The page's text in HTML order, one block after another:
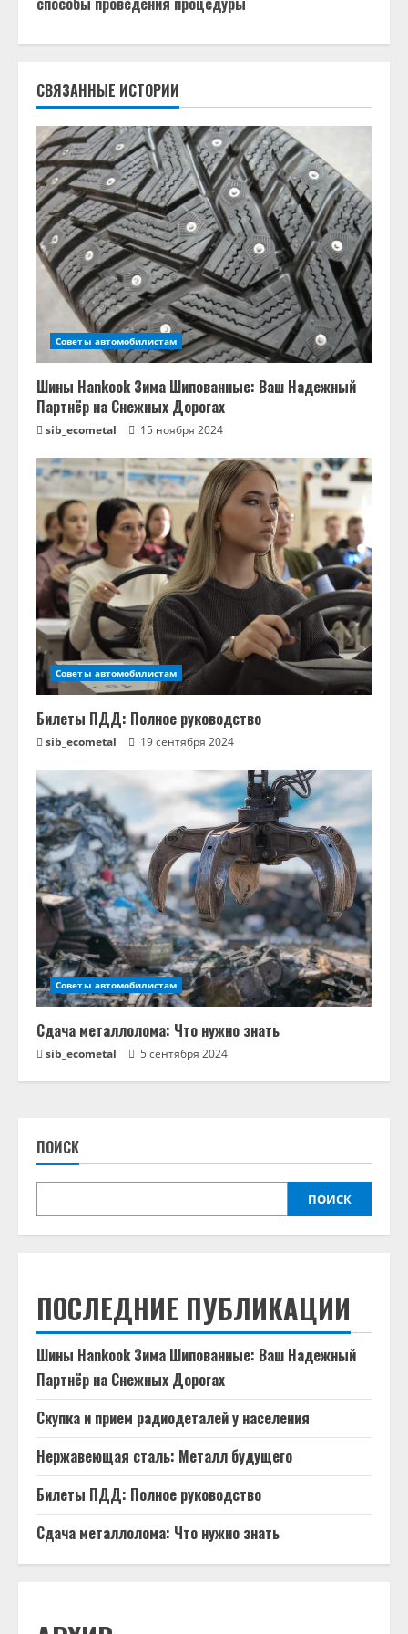
д
о
л
ж
и
т
ь
ч
е
н
и
е
СВЯЗАННЫЕ ИСТОРИИ
Советы автомобилистам
Шины Hankook Зима Шипованные: Ваш Надежный
Партнёр на Снежных Дорогах
sib_ecometal 15 ноября 2024
Советы автомобилистам
Билеты ПДД: Полное руководство
sib_ecometal 19 сентября 2024
Советы автомобилистам
Сдача металлолома: Что нужно знать
sib_ecometal 5 сентября 2024
ПОИСК
ПОИСК
ПОСЛЕДНИЕ ПУБЛИКАЦИИ
Шины Hankook Зима Шипованные: Ваш Надежный
Партнёр на Снежных Дорогах
Скупка и прием радиодеталей у населения
Нержавеющая сталь: Металл будущего
Билеты ПДД: Полное руководство
Сдача металлолома: Что нужно знать